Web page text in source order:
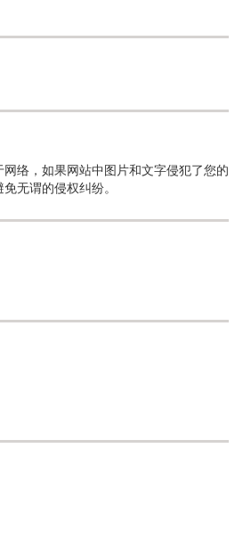
络，如果网站中图片和文字侵犯了您的
无谓的侵权纠纷。